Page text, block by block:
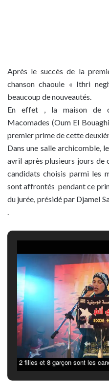
Après le succès de la
chanson chaouie « Ithri
beaucoup de nouveautés.
En effet , la maison de
Macomades (Oum El
premier prime de cette
Dans une salle archicomble,
avril après plusieurs jours
candidats choisis parmi les
sont affrontés pendant ce
du jurée, présidé par Djamel
.
2 filles et 8 garçon sont les